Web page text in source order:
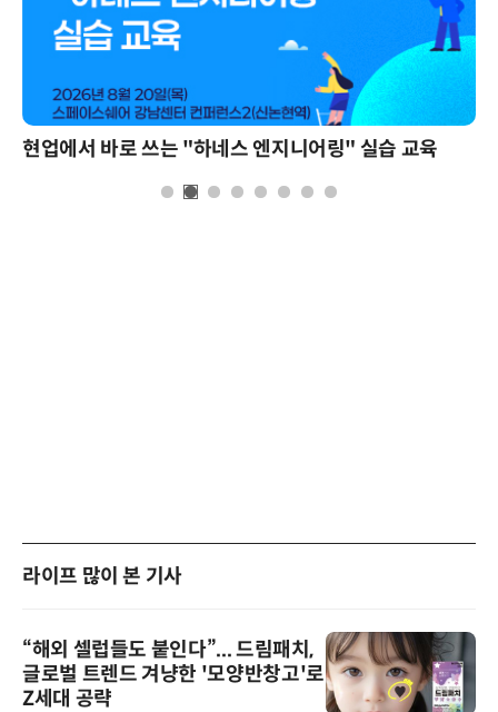
현업에서 바로 쓰는 "하네스 엔지니어링" 실습 교육
라이프 많이 본 기사
“해외 셀럽들도 붙인다”... 드림패치,
글로벌 트렌드 겨냥한 '모양반창고'로
Z세대 공략